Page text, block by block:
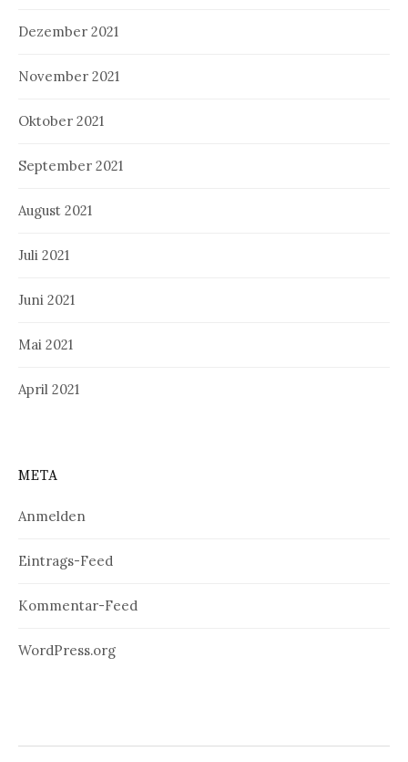
Dezember 2021
November 2021
Oktober 2021
September 2021
August 2021
Juli 2021
Juni 2021
Mai 2021
April 2021
META
Anmelden
Eintrags-Feed
Kommentar-Feed
WordPress.org